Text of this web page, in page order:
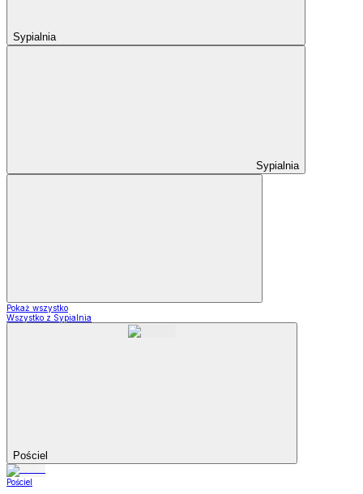
Sypialnia
Sypialnia
Pokaż wszystko
Wszystko z Sypialnia
Pościel
Pościel